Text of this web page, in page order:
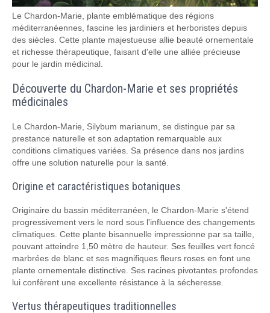
Le Chardon-Marie, plante emblématique des régions
méditerranéennes, fascine les jardiniers et herboristes depuis
des siècles. Cette plante majestueuse allie beauté ornementale
et richesse thérapeutique, faisant d'elle une alliée précieuse
pour le jardin médicinal.
Découverte du Chardon-Marie et ses propriétés
médicinales
Le Chardon-Marie, Silybum marianum, se distingue par sa
prestance naturelle et son adaptation remarquable aux
conditions climatiques variées. Sa présence dans nos jardins
offre une solution naturelle pour la santé.
Origine et caractéristiques botaniques
Originaire du bassin méditerranéen, le Chardon-Marie s'étend
progressivement vers le nord sous l'influence des changements
climatiques. Cette plante bisannuelle impressionne par sa taille,
pouvant atteindre 1,50 mètre de hauteur. Ses feuilles vert foncé
marbrées de blanc et ses magnifiques fleurs roses en font une
plante ornementale distinctive. Ses racines pivotantes profondes
lui confèrent une excellente résistance à la sécheresse.
Vertus thérapeutiques traditionnelles